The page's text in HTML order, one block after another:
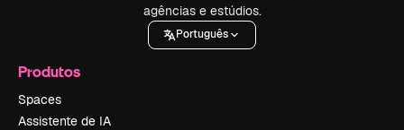
agências e estúdios.
Português
Produtos
Spaces
Assistente de IA